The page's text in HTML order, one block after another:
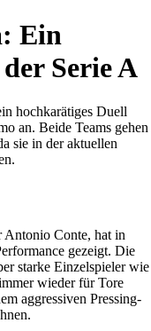
Ein
Serie A
hochkarätiges Duell
an. Beide Teams gehen
sie in der aktuellen
Conte, hat in
gezeigt. Die
starke Einzelspieler wie
wieder für Tore
aggressiven Pressing-